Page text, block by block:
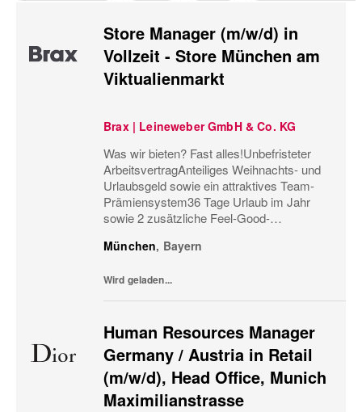
Store Manager (m/w/d) in
Vollzeit - Store München am
Viktualienmarkt
Brax | Leineweber GmbH & Co. KG
Was wir bieten? Fast alles!Unbefristeter
ArbeitsvertragAnteiliges Weihnachts- und
Urlaubsgeld sowie ein attraktives Team-
Prämiensystem36 Tage Urlaub im Jahr
sowie 2 zusätzliche Feel-Good-
Personaleinsatzplanung und eine
60%...
München, Bayern
Wird geladen...
Human Resources Manager
Germany / Austria in Retail
(m/w/d), Head Office, Munich
Maximilianstrasse